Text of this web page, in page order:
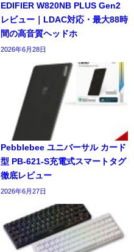
EDIFIER W820NB PLUS Gen2
レビュー｜LDAC対応・最大88時
間の高音質ヘッドホ
2026年6月28日
Pebblebee ユニバーサル カード
型 PB-621-S充電式スマートタグ
徹底レビュー
2026年6月27日